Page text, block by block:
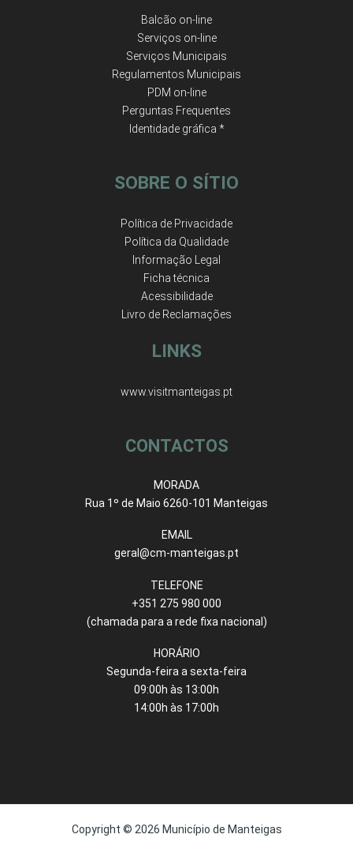
Balcão on-line
Serviços on-line
Serviços Municipais
Regulamentos Municipais
PDM on-line
Perguntas Frequentes
Identidade gráfica *
SOBRE O SÍTIO
Política de Privacidade
Política da Qualidade
Informação Legal
Ficha técnica
Acessibilidade
Livro de Reclamações
LINKS
www.visitmanteigas.pt
CONTACTOS
MORADA
Rua 1º de Maio 6260-101 Manteigas
EMAIL
geral@cm-manteigas.pt
TELEFONE
+351 275 980 000
(chamada para a rede fixa nacional)
HORÁRIO
Segunda-feira a sexta-feira
09:00h às 13:00h
14:00h às 17:00h
Copyright © 2026 Município de Manteigas